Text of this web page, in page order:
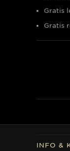
Gratis
Gratis
INFO &